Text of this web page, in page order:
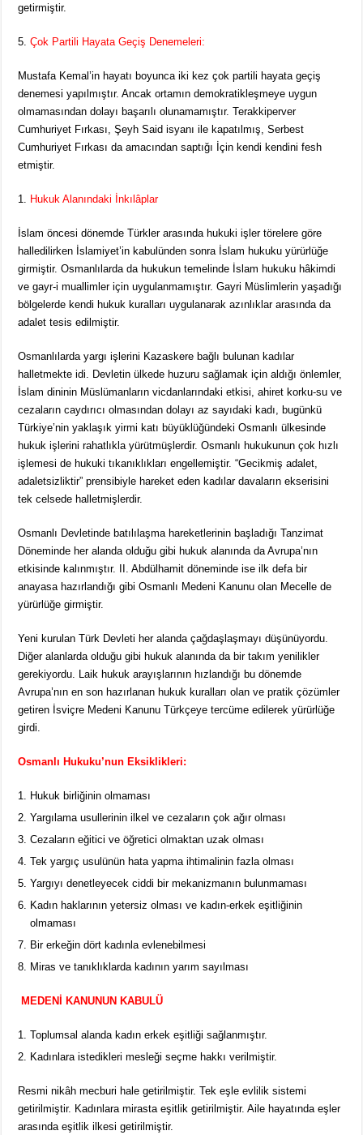
getirmiştir.
Çok Partili Hayata Geçiş Denemeleri:
Mustafa Kemal’in hayatı boyunca iki kez çok partili hayata geçiş
denemesi yapılmıştır. Ancak ortamın demokratikleşmeye uygun
olmamasından dolayı başarılı olunamamıştır. Terakkiperver
Cumhuriyet Fırkası, Şeyh Said isyanı ile kapatılmış, Serbest
Cumhuriyet Fırkası da amacından saptığı İçin kendi kendini fesh
etmiştir.
Hukuk Alanındaki İnkılâplar
İslam öncesi dönemde Türkler arasında hukuki işler törelere göre
halledilirken İslamiyet’in kabulünden sonra İslam hukuku yürürlüğe
girmiştir. Osmanlılarda da hukukun temelinde İslam hukuku hâkimdi
ve gayr-i muallimler için uygulanmamıştır. Gayri Müslimlerin yaşadığı
bölgelerde kendi hukuk kuralları uygulanarak azınlıklar arasında da
adalet tesis edilmiştir.
Osmanlılarda yargı işlerini Kazaskere bağlı bulunan kadılar
halletmekte idi. Devletin ülkede huzuru sağlamak için aldığı önlemler,
İslam dininin Müslümanların vicdanlarındaki etkisi, ahiret korku-su ve
cezaların caydırıcı olmasından dolayı az sayıdaki kadı, bugünkü
Türkiye’nin yaklaşık yirmi katı büyüklüğündeki Osmanlı ülkesinde
hukuk işlerini rahatlıkla yürütmüşlerdir. Osmanlı hukukunun çok hızlı
işlemesi de hukuki tıkanıklıkları engellemiştir. “Gecikmiş adalet,
adaletsizliktir” prensibiyle hareket eden kadılar davaların ekserisini
tek celsede halletmişlerdir.
Osmanlı Devletinde batılılaşma hareketlerinin başladığı Tanzimat
Döneminde her alanda olduğu gibi hukuk alanında da Avrupa’nın
etkisinde kalınmıştır. II. Abdülhamit döneminde ise ilk defa bir
anayasa hazırlandığı gibi Osmanlı Medeni Kanunu olan Mecelle de
yürürlüğe girmiştir.
Yeni kurulan Türk Devleti her alanda çağdaşlaşmayı düşünüyordu.
Diğer alanlarda olduğu gibi hukuk alanında da bir takım yenilikler
gerekiyordu. Laik hukuk arayışlarının hızlandığı bu dönemde
Avrupa’nın en son hazırlanan hukuk kuralları olan ve pratik çözümler
getiren İsviçre Medeni Kanunu Türkçeye tercüme edilerek yürürlüğe
girdi.
Osmanlı Hukuku’nun Eksiklikleri:
Hukuk birliğinin olmaması
Yargılama usullerinin ilkel ve cezaların çok ağır olması
Cezaların eğitici ve öğretici olmaktan uzak olması
Tek yargıç usulünün hata yapma ihtimalinin fazla olması
Yargıyı denetleyecek ciddi bir mekanizmanın bulunmaması
Kadın haklarının yetersiz olması ve kadın-erkek eşitliğinin
olmaması
Bir erkeğin dört kadınla evlenebilmesi
Miras ve tanıklıklarda kadının yarım sayılması
MEDENİ KANUNUN KABULÜ
Toplumsal alanda kadın erkek eşitliği sağlanmıştır.
Kadınlara istedikleri mesleği seçme hakkı verilmiştir.
Resmi nikâh mecburi hale getirilmiştir. Tek eşle evlilik sistemi
getirilmiştir. Kadınlara mirasta eşitlik getirilmiştir. Aile hayatında eşler
arasında eşitlik ilkesi getirilmiştir.